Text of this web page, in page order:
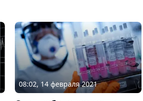
08:02, 14 февраля 2021